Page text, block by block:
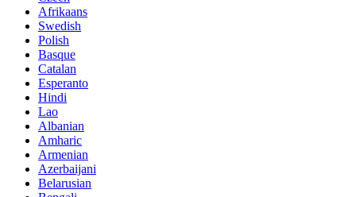
Afrikaans
Swedish
Polish
Basque
Catalan
Esperanto
Hindi
Lao
Albanian
Amharic
Armenian
Azerbaijani
Belarusian